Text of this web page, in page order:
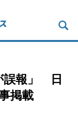
誤報」 日
掲載